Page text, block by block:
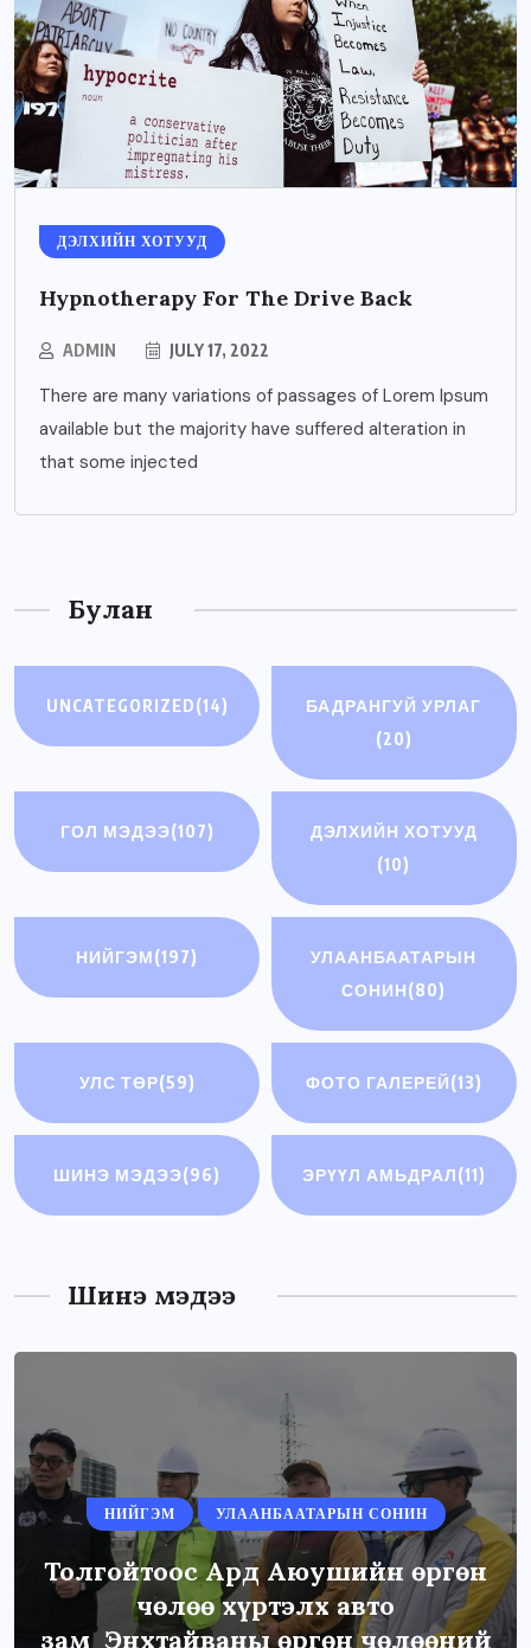
ДЭЛХИЙН ХОТУУД
Hypnotherapy For The Drive Back
ADMIN JULY 17, 2022
There are many variations of passages of Lorem Ipsum
available but the majority have suffered alteration in
that some injected
Булан
UNCATEGORIZED(14)
БАДРАНГУЙ УРЛАГ
(20)
ГОЛ МЭДЭЭ(107)
ДЭЛХИЙН ХОТУУД
(10)
НИЙГЭМ(197)
УЛААНБААТАРЫН
СОНИН(80)
УЛС ТӨР(59) ФОТО ГАЛЕРЕЙ(13)
ШИНЭ МЭДЭЭ(96) ЭРҮҮЛ АМЬДРАЛ(11)
Шинэ мэдээ
НИЙГЭМ УЛААНБААТАРЫН СОНИН
Толгойтоос Ард Аюушийн өргөн
чөлөө хүртэлх авто
зам Энхтайваны өргөн чөлөөний